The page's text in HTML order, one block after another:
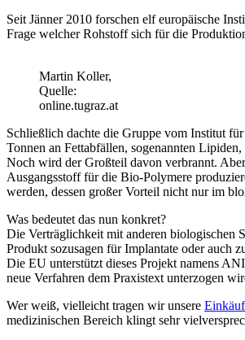
Seit Jänner 2010 forschen elf europäische
Frage welcher Rohstoff sich für die
Martin Koller,
Quelle:
online.tugraz.at
Schließlich dachte die Gruppe vom Institut
Tonnen an Fettabfällen, sogenannten Lipiden,
Noch wird der Großteil davon verbrannt.
Ausgangsstoff für die Bio-Polymere
werden, dessen großer Vorteil nicht nur im
Was bedeutet das nun konkret?
Die Verträglichkeit mit anderen biologischen
Produkt sozusagen für Implantate oder auch
Die EU unterstützt dieses Projekt namens
neue Verfahren dem Praxistext unterzogen
Wer weiß, vielleicht tragen wir unsere
medizinischen Bereich klingt sehr